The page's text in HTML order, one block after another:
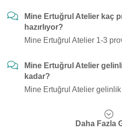
Mine Ertuğrul Atelier kaç
hazırlıyor?
Mine Ertuğrul Atelier 1-3
Mine Ertuğrul Atelier
kadar?
Mine Ertuğrul Atelier
Daha Fazla